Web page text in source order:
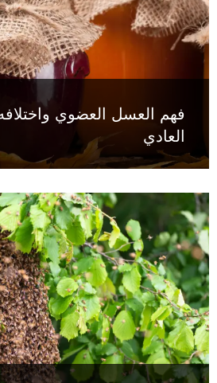
فهم العسل العضوي
العادي